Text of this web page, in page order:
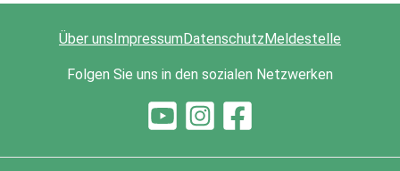
Über uns Impressum Datenschutz Meldestelle
Folgen Sie uns in den sozialen Netzwerken